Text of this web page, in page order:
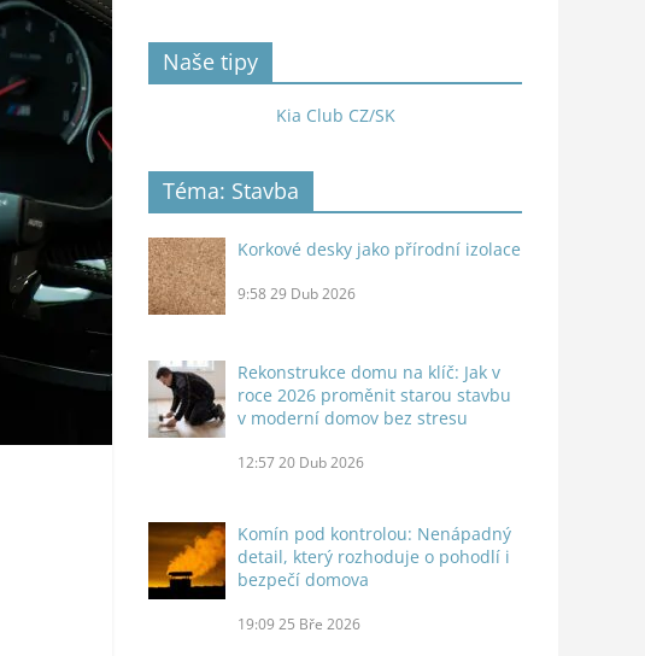
Naše tipy
Kia Club CZ/SK
Téma: Stavba
Korkové desky jako přírodní izolace
9:58 29 Dub 2026
Rekonstrukce domu na klíč: Jak v
roce 2026 proměnit starou stavbu
v moderní domov bez stresu
12:57 20 Dub 2026
Komín pod kontrolou: Nenápadný
detail, který rozhoduje o pohodlí i
bezpečí domova
19:09 25 Bře 2026